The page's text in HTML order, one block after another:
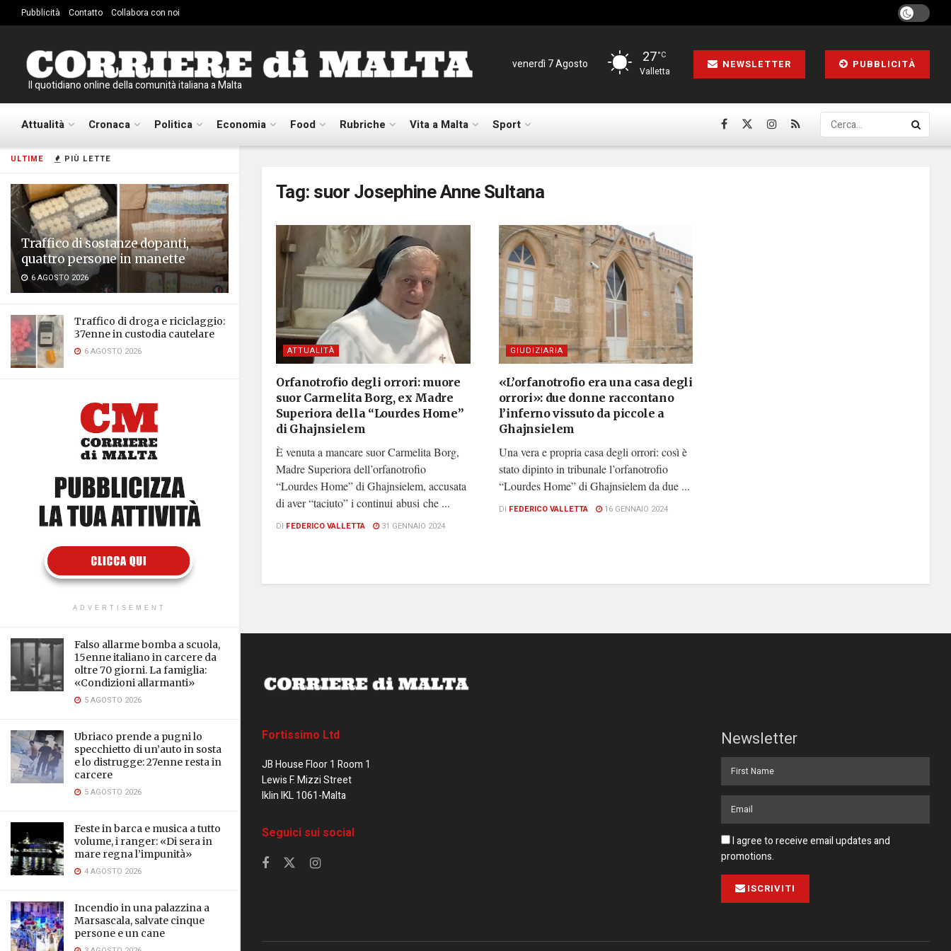
ULTIME PIÙ LETTE
Traffico di sostanze dopanti,
quattro persone in manette
6 AGOSTO 2026
Traffico di droga e riciclaggio:
37enne in custodia cautelare
6 AGOSTO 2026
ADVERTISEMENT
Falso allarme bomba a scuola,
15enne italiano in carcere da
oltre 70 giorni. La famiglia:
«Condizioni allarmanti»
5 AGOSTO 2026
Ubriaco prende a pugni lo
specchietto di un’auto in sosta
e lo distrugge: 27enne resta in
carcere
5 AGOSTO 2026
Feste in barca e musica a tutto
volume, i ranger: «Di sera in
mare regna l’impunità»
4 AGOSTO 2026
Incendio in una palazzina a
Marsascala, salvate cinque
persone e un cane
Pubblicità Contatto Collabora con noi
Il quotidiano online della comunità italiana a Malta
venerdì 7 Agosto 27°C
Valletta
NEWSLETTER PUBBLICITÀ
Attualità Cronaca Politica Economia Food Rubriche Vita a Malta Sport
Tag:suor Josephine Anne Sultana
ATTUALITÀ
Orfanotrofio degli orrori: muore
suor Carmelita Borg, ex Madre
Superiora della “Lourdes Home”
di Ghajnsielem
È venuta a mancare suor Carmelita Borg,
Madre Superiora dell’orfanotrofio
“Lourdes Home” di Ghajnsielem, accusata
di aver “taciuto” i continui abusi che ...
DI FEDERICO VALLETTA 31 GENNAIO 2024
GIUDIZIARIA
«L’orfanotrofio era una casa degli
orrori»: due donne raccontano
l’inferno vissuto da piccole a
Ghajnsielem
Una vera e propria casa degli orrori: così è
stato dipinto in tribunale l’orfanotrofio
“Lourdes Home” di Ghajnsielem da due ...
DI FEDERICO VALLETTA 16 GENNAIO 2024
Fortissimo Ltd
JB House Floor 1 Room 1
Lewis F. Mizzi Street
Iklin IKL 1061-Malta
Seguici sui social
Newsletter
I agree to receive email updates and
promotions.
ISCRIVITI